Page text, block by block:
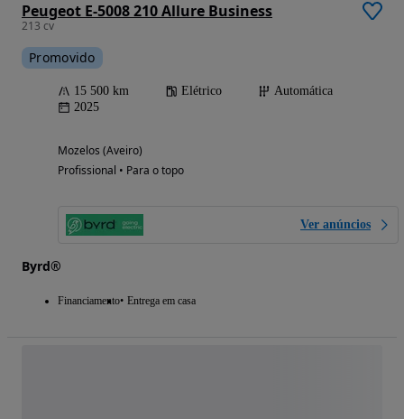
Peugeot E-5008 210 Allure Business
213 cv
Promovido
15 500 km Elétrico
Automática
2025
Mozelos (Aveiro)
Profissional • Para o topo
Ver anúncios
Byrd®
Financiamento Entrega em casa